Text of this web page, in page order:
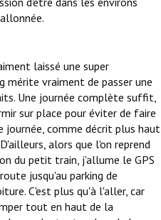
laissé une super
mérite vraiment de passer une
Une journée complète suffit,
sur place pour éviter de faire
journée, comme décrit plus haut
alors que l'on reprend
du petit train, j'allume le GPS
jusqu'au parking de
C'est plus qu'à l'aller, car
tout en haut de la